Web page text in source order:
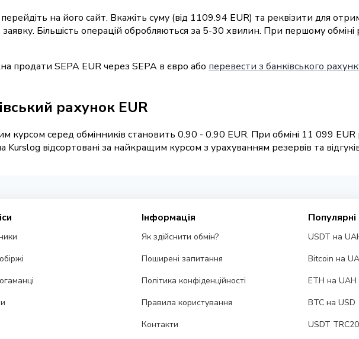
на його сайт. Вкажіть суму (від 1109.94 EUR) та реквізити для
заявку. Більшість операцій обробляються за 5-30 хвилин. При першому
продати SEPA EUR через SEPA в євро або перевести з банківського
рахунок EUR
курсом серед обмінників становить 0.90 - 0.90 EUR. При обміні 11 099 EUR
відсортовані за найкращим курсом з урахуванням резервів та
Інформація
Як здійснити обмін?
Поширені запитання
Політика конфіденційності
Правила користування
Контакти
Популярні
USDT на
Bitcoin на
ETH на UAH
BTC на USD
USDT